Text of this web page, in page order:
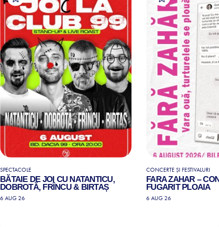
SPECTACOLE
BĂTAIE DE JOI CU NATANTICU,
DOBROTĂ, FRÎNCU & BIRTAȘ
6 AUG 26
CONCERTE ȘI FESTIVALURI
FARA ZAHAR –
FUGARIT PLOAIA
6 AUG 26